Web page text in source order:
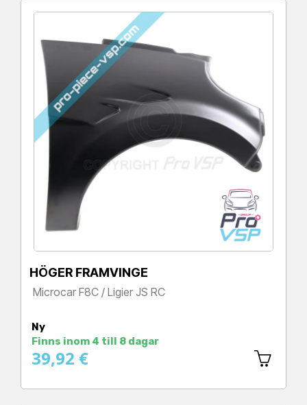
HÖGER FRAMVINGE
Microcar F8C / Ligier JS RC
Ny
Finns inom 4 till 8 dagar
39,92 €